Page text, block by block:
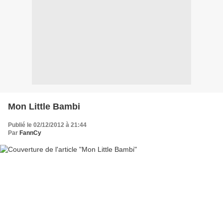
Mon Little Bambi
Publié le 02/12/2012 à 21:44
Par FannCy